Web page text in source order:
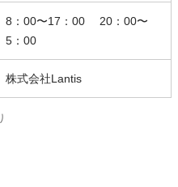
8：00〜17：00 20：00〜
5：00
株式会社Lantis